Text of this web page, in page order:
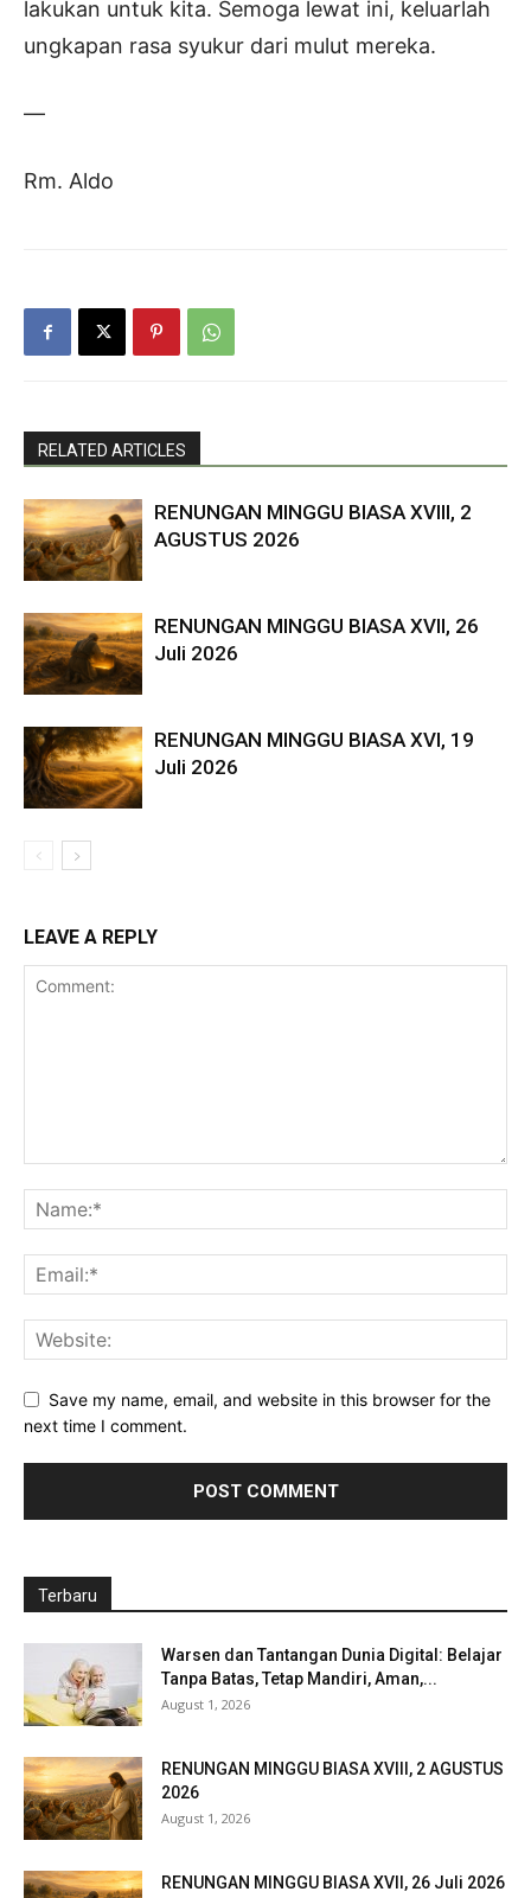
lakukan untuk kita. Semoga lewat ini, keluarlah
ungkapan rasa syukur dari mulut mereka.
—
Rm. Aldo
RELATED ARTICLES
RENUNGAN MINGGU BIASA XVIII, 2
AGUSTUS 2026
RENUNGAN MINGGU BIASA XVII, 26
Juli 2026
RENUNGAN MINGGU BIASA XVI, 19
Juli 2026
LEAVE A REPLY
Save my name, email, and website in this browser for the
next time I comment.
Terbaru
Warsen dan Tantangan Dunia Digital: Belajar
Tanpa Batas, Tetap Mandiri, Aman,...
August 1, 2026
RENUNGAN MINGGU BIASA XVIII, 2 AGUSTUS
2026
August 1, 2026
RENUNGAN MINGGU BIASA XVII, 26 Juli 2026